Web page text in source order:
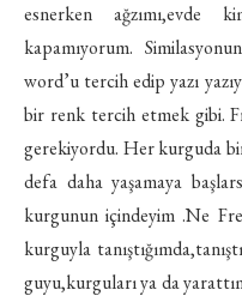
esnerken ağzımı,evde
kapamıyorum.
word’u tercih edip yazı
bir renk tercih etmek gibi.
gerekiyordu. Her kurguda
defa daha yaşamaya
kurgunun içindeyim .Ne
kurguyla
guyu,kurguları ya da